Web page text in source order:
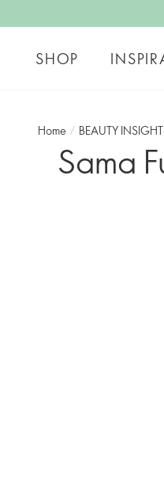
SHOP
Home / BEAUTY
Sama